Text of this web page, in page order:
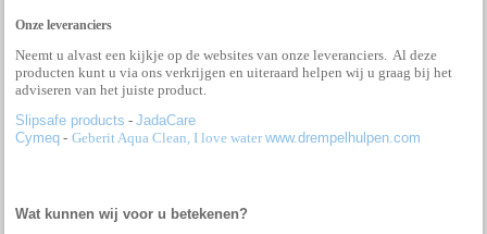
Onze leveranciers
Neemt u alvast een kijkje op de websites van onze leveranciers. Al deze
producten kunt u via ons verkrijgen en uiteraard helpen wij u graag bij het
adviseren van het juiste product.
Slipsafe products -JadaCare
Cymeq - Geberit Aqua Clean, I love waterwww.drempelhulpen.com
Wat kunnen wij voor u betekenen?